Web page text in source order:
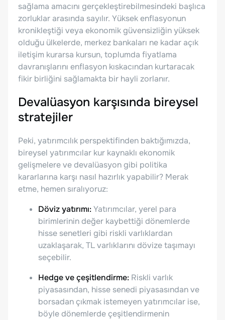
sağlama amacını gerçekleştirebilmesindeki başlıca
zorluklar arasında sayılır. Yüksek enflasyonun
kronikleştiği veya ekonomik güvensizliğin yüksek
olduğu ülkelerde, merkez bankaları ne kadar açık
iletişim kurarsa kursun, toplumda fiyatlama
davranışlarını enflasyon kıskacından kurtaracak
fikir birliğini sağlamakta bir hayli zorlanır.
Devalüasyon karşısında bireysel
stratejiler
Peki, yatırımcılık perspektifinden baktığımızda,
bireysel yatırımcılar kur kaynaklı ekonomik
gelişmelere ve devalüasyon gibi politika
kararlarına karşı nasıl hazırlık yapabilir? Merak
etme, hemen sıralıyoruz:
Döviz yatırımı:Yatırımcılar, yerel para
birimlerinin değer kaybettiği dönemlerde
hisse senetleri gibi riskli varlıklardan
uzaklaşarak, TL varlıklarını dövize taşımayı
seçebilir.
Hedge ve çeşitlendirme: Riskli varlık
piyasasından, hisse senedi piyasasından ve
borsadan çıkmak istemeyen yatırımcılar ise,
böyle dönemlerde çeşitlendirmenin